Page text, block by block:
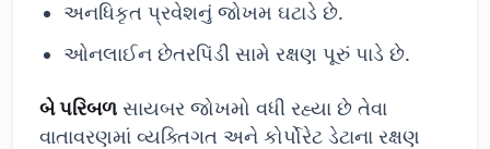
અનધિકૃત પ્રવેશનું જોખમ ઘટાડે છે.
ઓનલાઈન છેતરપિંડી સામે રક્ષણ પૂરું પાડે છે.
બે પરિબળ સાયબર જોખમો વધી રહ્યા છે તેવા
વાતાવરણમાં વ્યક્તિગત અને કોર્પોરેટ ડેટાના રક્ષણ